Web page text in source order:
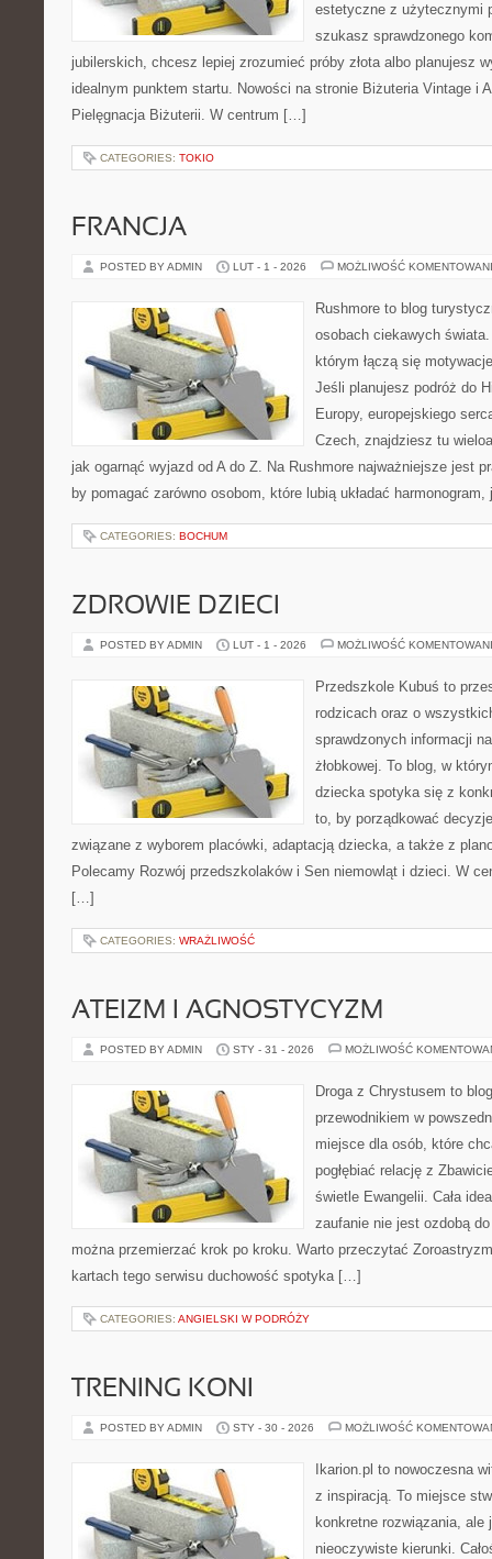
estetyczne z użytecznymi
szukasz sprawdzonego
jubilerskich, chcesz lepiej zrozumieć próby złota albo planujesz
idealnym punktem startu. Nowości na stronie Biżuteria Vintage i
Pielęgnacja Biżuterii. W centrum […]
CATEGORIES: TOKIO
FRANCJA
POSTED BY ADMIN LUT - 1 - 2026 MOŻLIWOŚĆ
Rushmore to blog
osobach ciekawych
którym łączą się
Jeśli planujesz podróż do
Europy, europejskiego
Czech, znajdziesz tu
jak ogarnąć wyjazd od A do Z. Na Rushmore najważniejsze jest
by pomagać zarówno osobom, które lubią układać
CATEGORIES: BOCHUM
ZDROWIE DZIECI
POSTED BY ADMIN LUT - 1 - 2026 MOŻLIWOŚĆ
Przedszkole Kubuś to
rodzicach oraz o
sprawdzonych informacji
żłobkowej. To blog, w
dziecka spotyka się z
to, by porządkować
związane z wyborem placówki, adaptacją dziecka, a także z
Polecamy Rozwój przedszkolaków i Sen niemowląt i dzieci. W
[…]
CATEGORIES: WRAŻLIWOŚĆ
ATEIZM I AGNOSTYCYZM
POSTED BY ADMIN STY - 31 - 2026 MOŻLIWOŚĆ
Droga z Chrystusem to
przewodnikiem w
miejsce dla osób, które
pogłębiać relację z
świetle Ewangelii. Cała
zaufanie nie jest ozdobą
można przemierzać krok po kroku. Warto przeczytać
kartach tego serwisu duchowość spotyka […]
CATEGORIES: ANGIELSKI W PODRÓŻY
TRENING KONI
POSTED BY ADMIN STY - 30 - 2026 MOŻLIWOŚĆ
Ikarion.pl to nowoczesna
z inspiracją. To miejsce
konkretne rozwiązania,
nieoczywiste kierunki.